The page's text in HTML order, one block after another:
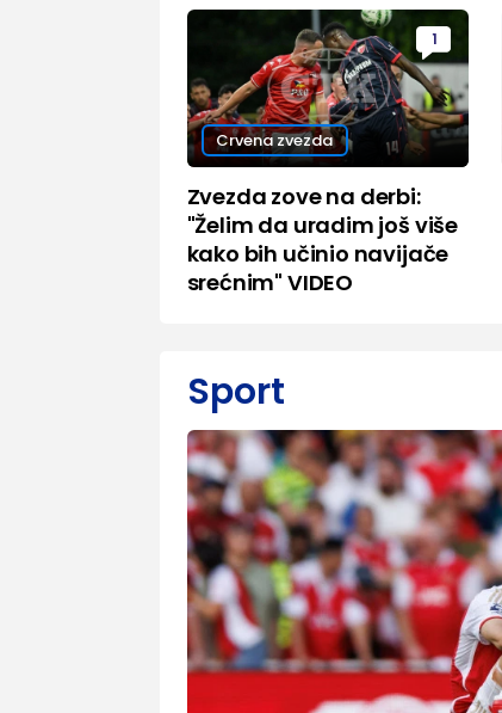
1
Crvena zvezda
Zvezda zove na derbi:
"Želim da uradim još više
kako bih učinio navijače
srećnim" VIDEO
Sport